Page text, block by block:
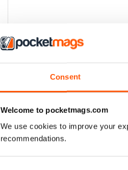
Consent
Welcome to pocketmags.com
We use cookies to improve your
recommendations.